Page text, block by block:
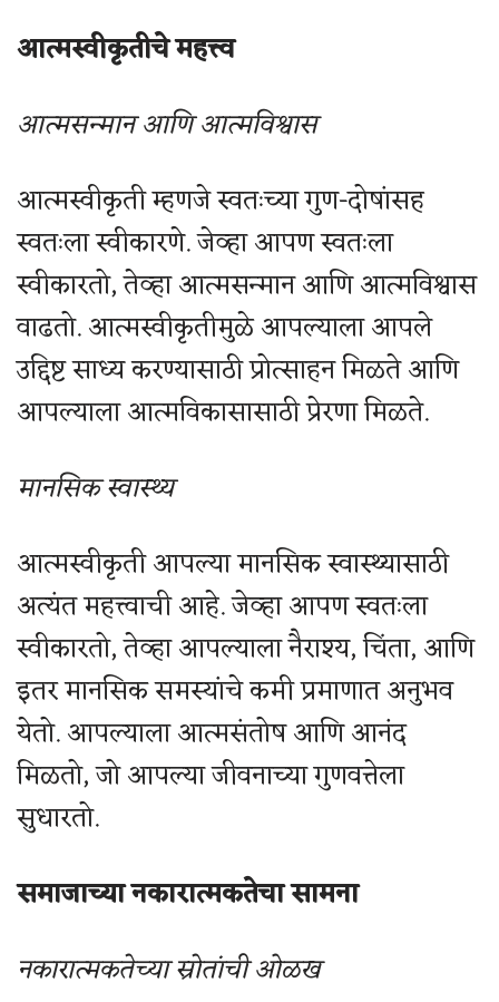
आत्मस्वीकृतीचे महत्त्व
आत्मसन्मान आणि आत्मविश्वास
आत्मस्वीकृती म्हणजे स्वतःच्या गुण-दोषांसह
स्वतःला स्वीकारणे. जेव्हा आपण स्वतःला
स्वीकारतो, तेव्हा आत्मसन्मान आणि आत्मविश्वास
वाढतो. आत्मस्वीकृतीमुळे आपल्याला आपले
उद्दिष्ट साध्य करण्यासाठी प्रोत्साहन मिळते आणि
आपल्याला आत्मविकासासाठी प्रेरणा मिळते.
मानसिक स्वास्थ्य
आत्मस्वीकृती आपल्या मानसिक स्वास्थ्यासाठी
अत्यंत महत्त्वाची आहे. जेव्हा आपण स्वतःला
स्वीकारतो, तेव्हा आपल्याला नैराश्य, चिंता, आणि
इतर मानसिक समस्यांचे कमी प्रमाणात अनुभव
येतो. आपल्याला आत्मसंतोष आणि आनंद
मिळतो, जो आपल्या जीवनाच्या गुणवत्तेला
सुधारतो.
समाजाच्या नकारात्मकतेचा सामना
नकारात्मकतेच्या स्रोतांची ओळख